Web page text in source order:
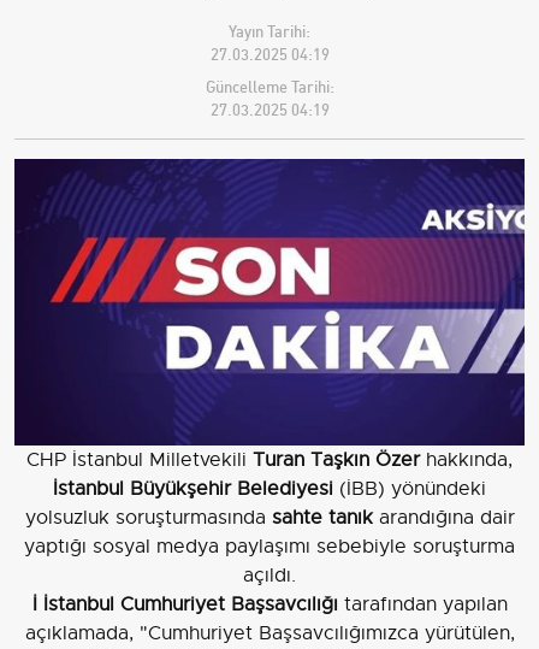
Yayın Tarihi:
27.03.2025 04:19
Güncelleme Tarihi:
27.03.2025 04:19
CHP İstanbul Milletvekili Turan Taşkın Özerhakkında,
İstanbul Büyükşehir Belediyesi (İBB) yönündeki
yolsuzluk soruşturmasında sahte tanıkarandığına dair
yaptığı sosyal medya paylaşımı sebebiyle soruşturma
açıldı.
İ İstanbul Cumhuriyet Başsavcılığı tarafından yapılan
açıklamada, "Cumhuriyet Başsavcılığımızca yürütülen,